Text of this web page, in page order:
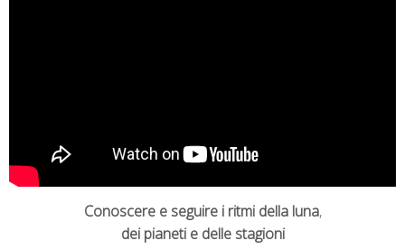
Conoscere e seguire i ritmi della luna,
dei pianeti e delle stagioni